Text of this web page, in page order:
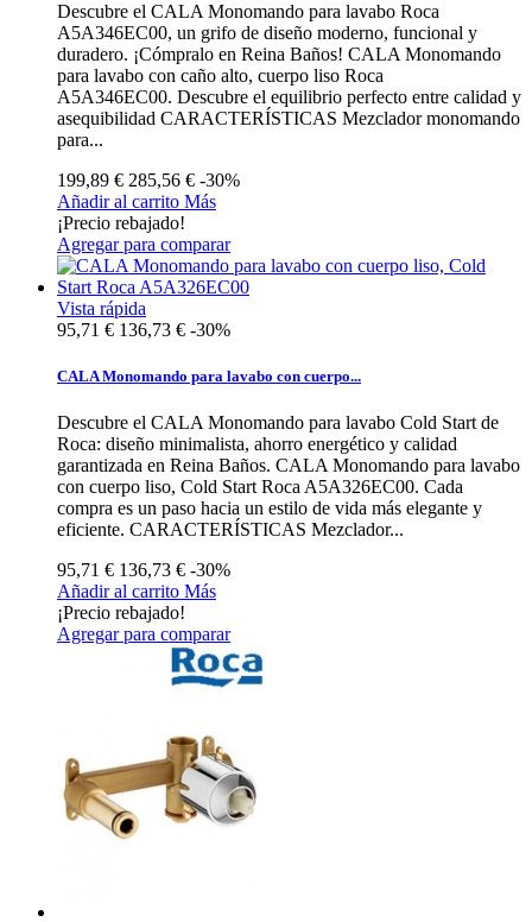
Descubre el CALA Monomando para lavabo Roca
A5A346EC00, un grifo de diseño moderno, funcional y
duradero. ¡Cómpralo en Reina Baños! CALA Monomando
para lavabo con caño alto, cuerpo liso Roca
A5A346EC00. Descubre el equilibrio perfecto entre calidad y
asequibilidad CARACTERÍSTICAS Mezclador monomando
para...
199,89 € 285,56 € -30%
Añadir al carrito Más
¡Precio rebajado!
Agregar para comparar
Vista rápida
95,71 € 136,73 € -30%
CALA Monomando para lavabo con cuerpo...
Descubre el CALA Monomando para lavabo Cold Start de
Roca: diseño minimalista, ahorro energético y calidad
garantizada en Reina Baños. CALA Monomando para lavabo
con cuerpo liso, Cold Start Roca A5A326EC00. Cada
compra es un paso hacia un estilo de vida más elegante y
eficiente. CARACTERÍSTICAS Mezclador...
95,71 € 136,73 € -30%
Añadir al carrito Más
¡Precio rebajado!
Agregar para comparar